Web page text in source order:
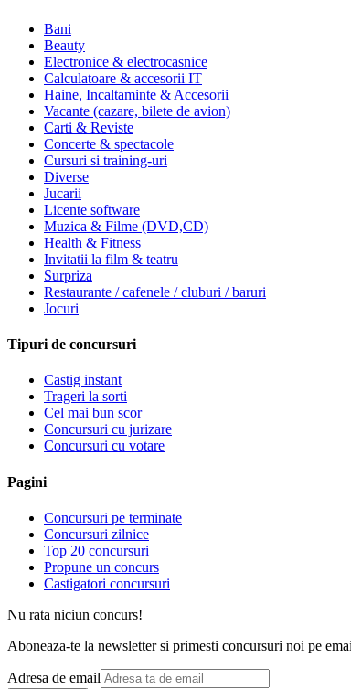
Bani
Beauty
Electronice & electrocasnice
Calculatoare & accesorii IT
Haine, Incaltaminte & Accesorii
Vacante (cazare, bilete de avion)
Carti & Reviste
Concerte & spectacole
Cursuri si training-uri
Diverse
Jucarii
Licente software
Muzica & Filme (DVD,CD)
Health & Fitness
Invitatii la film & teatru
Surpriza
Restaurante / cafenele / cluburi / baruri
Jocuri
Tipuri de concursuri
Castig instant
Trageri la sorti
Cel mai bun scor
Concursuri cu jurizare
Concursuri cu votare
Pagini
Concursuri pe terminate
Concursuri zilnice
Top 20 concursuri
Propune un concurs
Castigatori concursuri
Nu rata niciun concurs!
Aboneaza-te la newsletter si primesti concursuri noi pe
Adresa de email